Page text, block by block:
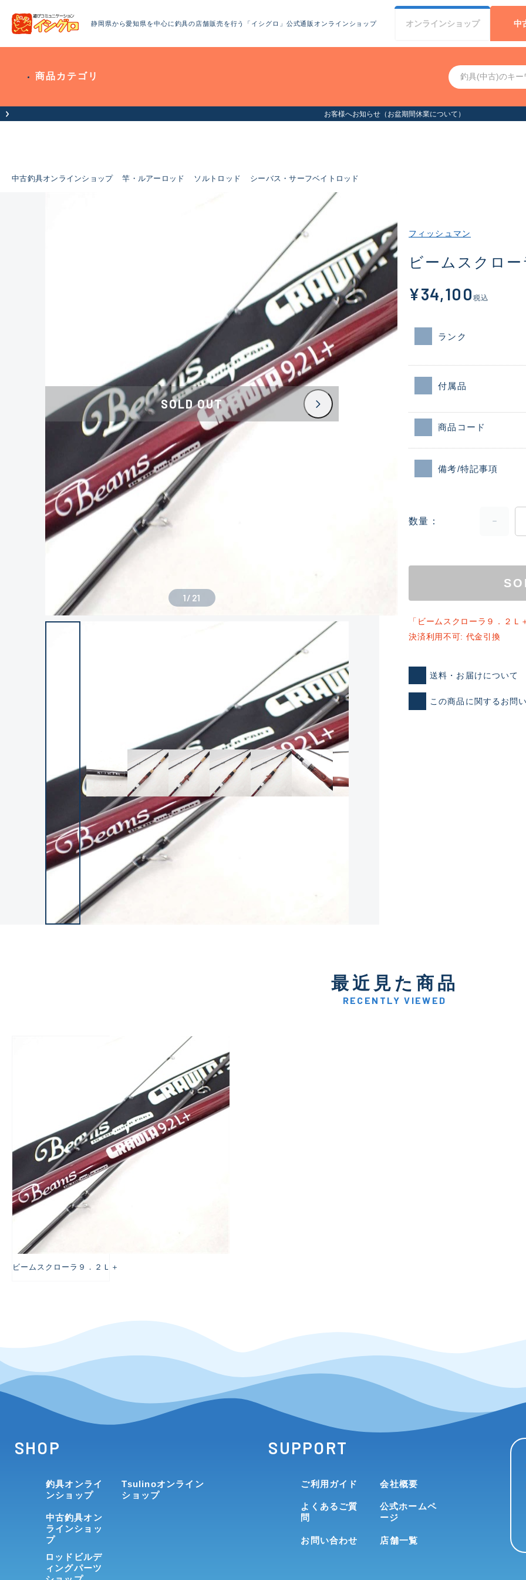
静岡県から愛知県を中心に釣具の店舗販売を行う「イシグロ」公式通販オンラインショップ オンラインショップ 中
商品カテゴリ
お客様へお知らせ（お盆期間休業について）
中古釣具オンラインショップ 竿・ルアーロッド ソルトロッド シーバス・サーフベイトロッド
ランクとは？
悪
新古品（メーカー問屋から
C-
い品
SOLD OUT
1/ 21
フィッシュマン
ビームスクロー
¥34,100 税込
ランク
付属品
商品コード
備考/特記事項
数量
「ビームスクローラ９．２Ｌ
決済利用不可: 代金引換
送料・お届けについて
この商品に関するお問
最近見た商品
RECENTLY VIEWED
ビームスクローラ９．２Ｌ＋
SHOP
釣具オンライ
ンショップ
中古釣具オン
ラインショッ
プ
ロッドビルデ
ィングパーツ
Tsulinoオンライン
ショップ
SUPPORT
ご利用ガイド
よくあるご質
問
お問い合わせ
会社概要
公式ホームペ
ージ
店舗一覧